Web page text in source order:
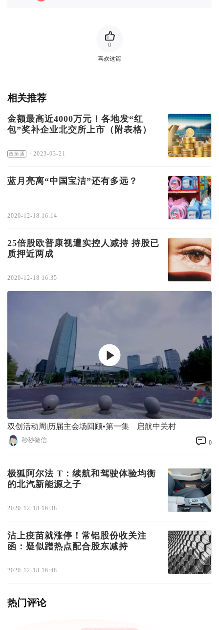
喜欢这篇
0
相关推荐
金额最高近4000万元！各地发“红
包”奖补企业北交所上市（附表格）
政策通 · 2023-03-21
蓝月亮离“中国宝洁”还有多远？
2020-12-18 16:14
25倍股欧普康视遭实控人减持 持股已
质押近两成
2020-12-18 16:35
双创活动周|历届主会场回顾•第一集 启航中关村
秒秒微信 0
极狐阿尔法 T：续航和驾驶体验均衡
的北汽新能源之子
2020-12-18 16:38
沾上疫苗就涨停！常铝股份收关注
函：疑似蹭热点配合股东减持
2020-12-18 16:48
热门评论